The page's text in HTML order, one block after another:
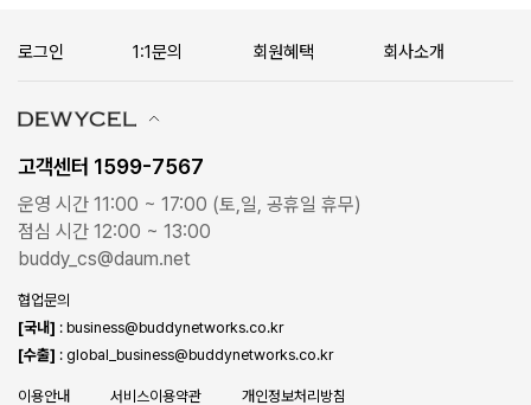
로그인 1:1문의 회원혜택 회사소개
고객센터 1599-7567
운영 시간 11:00 ~ 17:00 (토,일, 공휴일 휴무)
점심 시간 12:00 ~ 13:00
buddy_cs@daum.net
협업문의
[국내] : business@buddynetworks.co.kr
[수출] : global_business@buddynetworks.co.kr
이용안내 서비스이용약관 개인정보처리방침